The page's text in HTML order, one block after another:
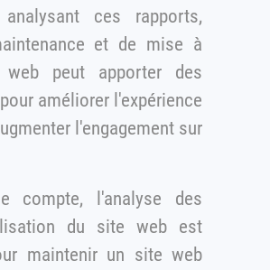
ces rapports,
et de mise à
peut apporter des
l'engagement sur
l'analyse des
du site web est
un site web